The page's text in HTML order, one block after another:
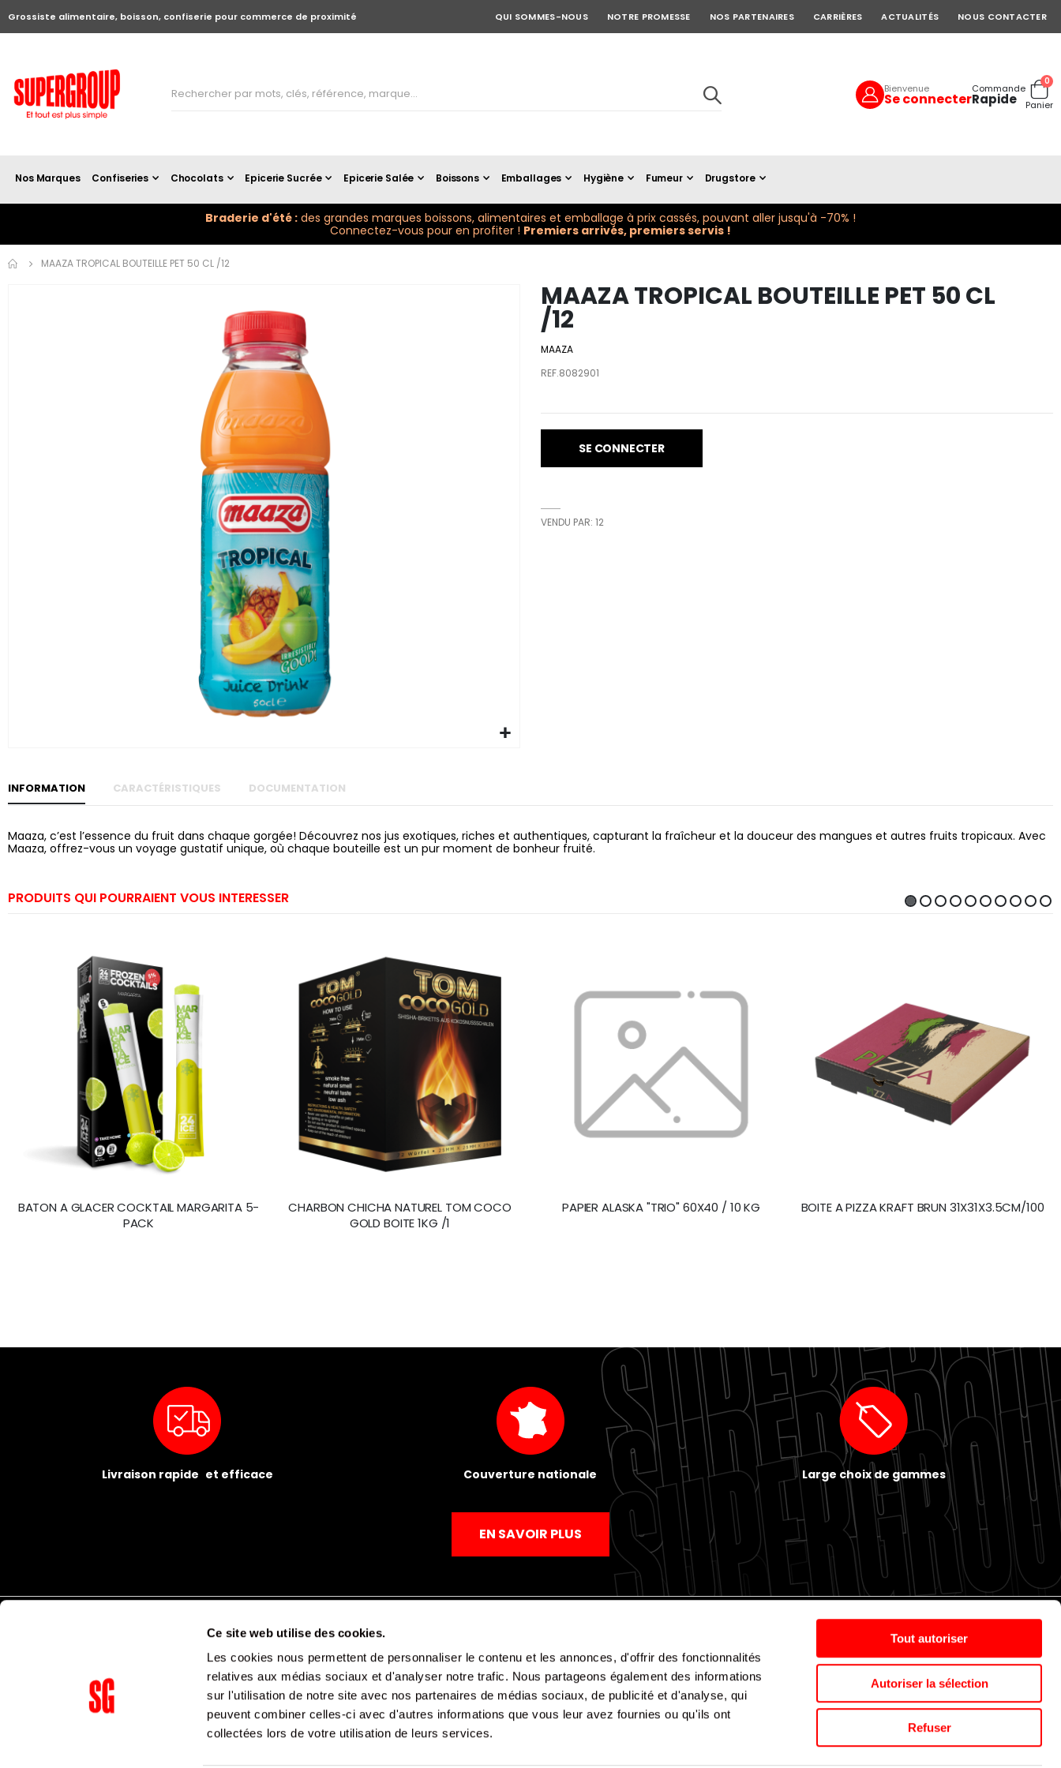
Ce site web utilise des cookies.
Les cookies nous permettent de personnaliser le contenu et les annonces, d'offrir des fonctionnalités
relatives aux médias sociaux et d'analyser notre trafic. Nous partageons également des informations
sur l'utilisation de notre site avec nos partenaires de médias sociaux, de publicité et d'analyse, qui
peuvent combiner celles-ci avec d'autres informations que vous leur avez fournies ou qu'ils ont
collectées lors de votre utilisation de leurs services.
Tout autoriser
Autoriser la sélection
Refuser
Grossiste alimentaire, boisson, confiserie pour commerce de proximité QUI SOMMES-NOUS NOTRE PROMESSE NOS PARTENAIRES CARRIÈRES ACTUALITÉS NOUS CONTACTER
Bienvenue
Se connecter
Commande
Rapide Cart
0
Panier
Nos Marques Confiseries Chocolats Epicerie Sucrée Epicerie Salée Boissons Emballages Hygiène Fumeur Drugstore
Braderie d'été : des grandes marques boissons, alimentaires et emballage à prix cassés, pouvant aller jusqu'à -70% !
Connectez-vous pour en profiter ! Premiers arrivés, premiers servis !
MAAZA TROPICAL BOUTEILLE PET 50 CL /12
the
MAAZA TROPICAL BOUTEILLE PET 50 CL
/12
MAAZA
REF.8082901
SE CONNECTER
VENDU PAR: 12
INFORMATION
Maaza, c’est l’essence du fruit dans chaque gorgée! Découvrez nos jus exotiques, riches et authentiques, capturant la fraîcheur et la douceur des mangues et autres fruits tropicaux. Avec
Maaza, offrez-vous un voyage gustatif unique, où chaque bouteille est un pur moment de bonheur fruité.
CARACTÉRISTIQUES DOCUMENTATION
PRODUITS QUI POURRAIENT VOUS INTERESSER
BATON A GLACER COCKTAIL MARGARITA 5-
PACK
CHARBON CHICHA NATUREL TOM COCO
GOLD BOITE 1KG /1
PAPIER ALASKA "TRIO" 60X40 / 10 KG BOITE A PIZZA KRAFT BRUN 31X31X3.5CM/100
Livraison rapide et efficace Couverture nationale Large choix de gammes
EN SAVOIR PLUS
Mentions légales Politique de confidentialité CGV Politique de cookies Nos agences Espace presse